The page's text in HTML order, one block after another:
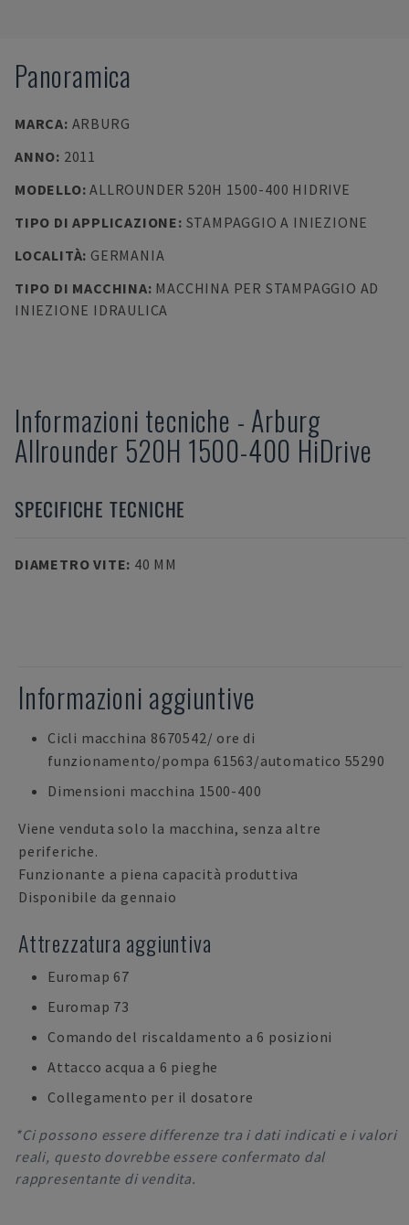
Panoramica
MARCA: ARBURG
ANNO: 2011
MODELLO:ALLROUNDER 520H 1500-400 HIDRIVE
TIPO DI APPLICAZIONE: STAMPAGGIO A INIEZIONE
LOCALITÀ: GERMANIA
TIPO DI MACCHINA: MACCHINA PER STAMPAGGIO AD
INIEZIONE IDRAULICA
Informazioni tecniche - Arburg
Allrounder 520H 1500-400 HiDrive
SPECIFICHE TECNICHE
DIAMETRO VITE: 40 MM
Informazioni aggiuntive
Cicli macchina 8670542/ ore di
funzionamento/pompa 61563/automatico 55290
Dimensioni macchina 1500-400
Viene venduta solo la macchina, senza altre
periferiche.
Funzionante a piena capacità produttiva
Disponibile da gennaio
Attrezzatura aggiuntiva
Euromap 67
Euromap 73
Comando del riscaldamento a 6 posizioni
Attacco acqua a 6 pieghe
Collegamento per il dosatore
*Ci possono essere differenze tra i dati indicati e i valori
reali, questo dovrebbe essere confermato dal
rappresentante di vendita.